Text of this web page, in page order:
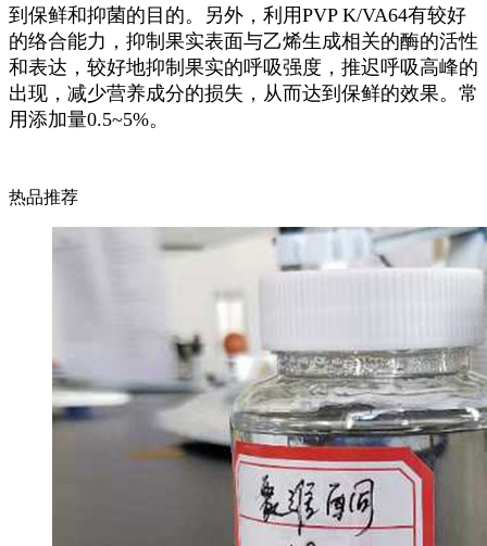
到保鲜和抑菌的目的。另外，利用PVP K/VA64有较好
的络合能力，抑制果实表面与乙烯生成相关的酶的活性
和表达，较好地抑制果实的呼吸强度，推迟呼吸高峰的
出现，减少营养成分的损失，从而达到保鲜的效果。常
用添加量0.5~5%。
热品推荐